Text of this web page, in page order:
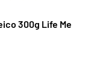
300g Life Me